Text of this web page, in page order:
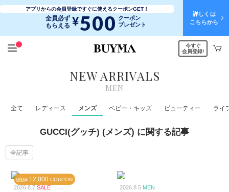
アプリからの会員登録ですぐに使えるクーポンGET！
全員必ず
もらえる ¥500 クーポン
プレゼント
詳しくは
こちらから
今すぐ
会員登録!
NEW ARRIVALS
MEN
全て レディース メンズ ベビー・キッズ ビューティー ライ
GUCCI(グッチ) (メンズ) に関する記事
全記事
総額¥ 12,000 COUPON
2026.8.7 SALE 2026.8.5 MEN